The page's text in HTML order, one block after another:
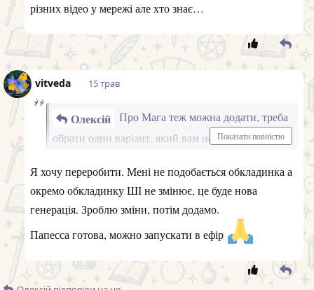
різних відео у мережі але хто знає…
vitveda 15 трав
Олексій Про Мага теж можна додати, треба
обрати один варіант, який вам найбільшеПоказати повністю
Я хочу переробити. Мені не подобається обкладинка а
окремо обкладинку ШІ не змінює, це буде нова
генерація. Зроблю зміни, потім додамо.
Папесса готова, можно запускати в ефір